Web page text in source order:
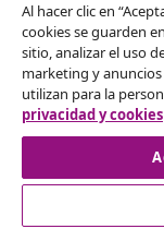
vidaXL
Descubre mas
Al hacer clic en
cookies se guarden
sitio, analizar el uso
marketing y
utilizan para la
privacidad y cookies